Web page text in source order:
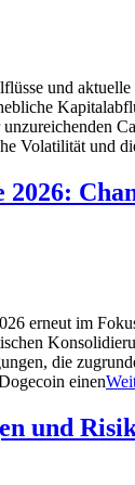
und
Volatilität und
2026:
erneut im
die
einen
und